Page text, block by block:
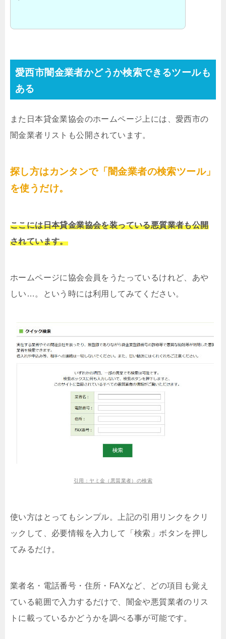
愛西市闇金業者かどうか検索できるツールも
ある
また日本貸金業協会のホームページ上には、愛西市の
闇金業者リストも公開されています。
探し方はカンタンで「闇金業者の検索ツール」
を使うだけ。
ここには日本貸金業協会を装っている悪質業者も公開
されています。
ホームページに協会会員をうたっているけれど、あや
しい…。という時には利用してみてください。
引用：ヤミ金（悪質業者）の検索
使い方はとってもシンプル。上記の引用リンクをクリ
ックして、必要情報を入力して「検索」ボタンを押し
てみるだけ。
業者名・電話番号・住所・FAXなど、どの項目も覚え
ている範囲で入力するだけで、闇金や悪質業者のリス
トに載っているかどうかを調べる事が可能です。